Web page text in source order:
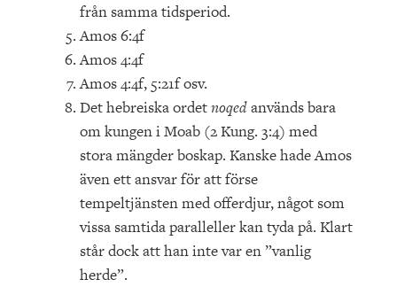
från samma tidsperiod.
Amos 6:4f
Amos 4:4f
Amos 4:4f, 5:21f osv.
Det hebreiska ordetnoqedanvänds bara
om kungen i Moab (2 Kung. 3:4) med
stora mängder boskap. Kanske hade Amos
även ett ansvar för att förse
tempeltjänsten med offerdjur, något som
vissa samtida paralleller kan tyda på. Klart
står dock att han inte var en ”vanlig
herde”.